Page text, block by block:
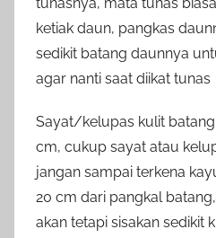
ketiak daun, pangkas
sedikit batang daunnya
agar nanti saat diikat
Sayat/kelupas kulit
cm, cukup sayat atau
jangan sampai terkena
20 cm dari pangkal
akan tetapi sisakan sedikit